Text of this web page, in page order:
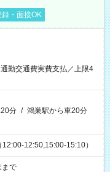
録・面接OK
勤交通費実費支払／上限4
分 / 鴻巣駅から車20分
12:50,15:00-15:10）
まで